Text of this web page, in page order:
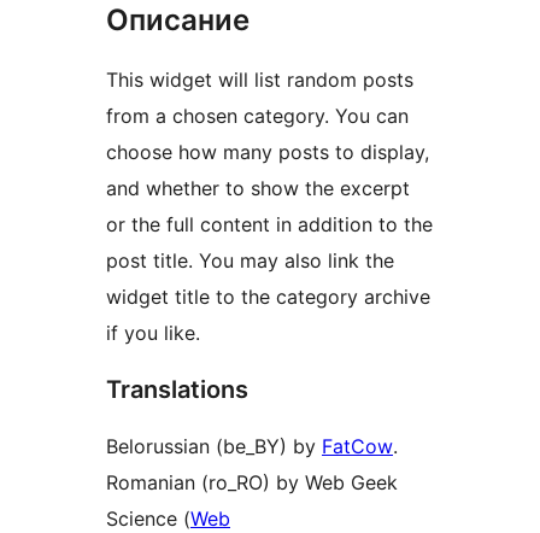
Описание
This widget will list random posts
from a chosen category. You can
choose how many posts to display,
and whether to show the excerpt
or the full content in addition to the
post title. You may also link the
widget title to the category archive
if you like.
Translations
Belorussian (be_BY) by FatCow.
Romanian (ro_RO) by Web Geek
Science (Web